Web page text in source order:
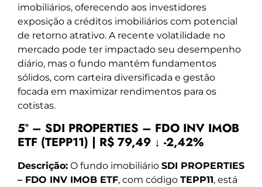
imobiliários, oferecendo aos investidores
exposição a créditos imobiliários com potencial
de retorno atrativo. A recente volatilidade no
mercado pode ter impactado seu desempenho
diário, mas o fundo mantém fundamentos
sólidos, com carteira diversificada e gestão
focada em maximizar rendimentos para os
cotistas.
5º – SDI PROPERTIES – FDO INV IMOB
ETF (TEPP11) | R$ 79,49 ↓ -2,42%
Descrição: O fundo imobiliário SDI PROPERTIES
– FDO INV IMOB ETF, com código TEPP11, está